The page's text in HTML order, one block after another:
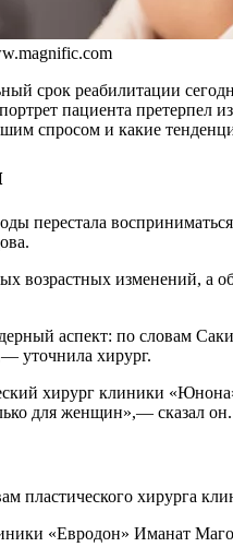
срок реабилитации
пациента претерпел
спросом и какие
перестала
изменений, а
аспект: по словам
уточнила хирург.
хирург клиники
для женщин»,— сказал он.
пластического хирурга
«Евродон» Иманат